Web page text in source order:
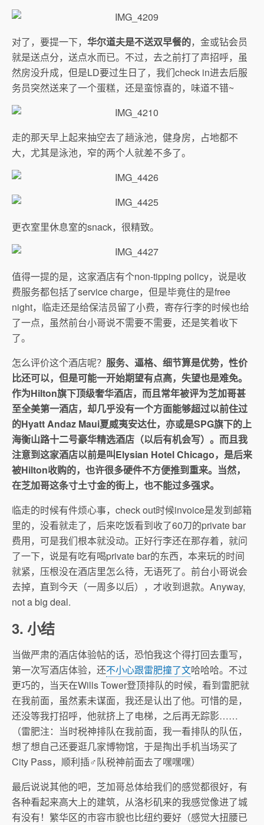
对了，要提一下， 华尔道夫是不送双早餐的，金或钻会员
就是送点分，送点水而已。不过，去之前打了声招呼，虽
然房没升成，但是LD要过生日了，我们check in进去后服
务员突然送来了一个蛋糕，还是蛮惊喜的，味道不错~
走的那天早上起来抽空去了趟泳池，健身房，占地都不
大，尤其是泳池，窄的两个人就差不多了。
更衣室里休息室的snack，很精致。
值得一提的是，这家酒店有个non-tipping policy，说是收
费服务都包括了service charge，但是毕竟住的是free
night，临走还是给保洁员留了小费，寄存行李的时候也给
了一点，虽然前台小哥说不需要不需要，还是笑着收下
了。
怎么评价这个酒店呢？ 服务、逼格、细节算是优势，性价
比还可以，但是可能一开始期望有点高，失望也是难免。
作为Hilton旗下顶级奢华酒店，而且常年被评为芝加哥甚
至全美第一酒店，却几乎没有一个方面能够超过以前住过
的Hyatt Andaz Maui夏威夷安达仕，亦或是SPG旗下的上
海衡山路十二号豪华精选酒店（以后有机会写）。而且我
注意到这家酒店以前是叫Elysian Hotel Chicago，是后来
被Hilton收购的，也许很多硬件不方便推到重来。当然，
在芝加哥这条寸土寸金的街上，也不能过多强求。
临走的时候有件烦心事，check out时候invoice是发到邮箱
里的，没看就走了，后来吃饭看到收了60刀的private bar
费用，可是我们根本就没动。正好行李还在那存着，就问
了一下，说是有吃有喝private bar的东西，本来玩的时间
就紧，压根没在酒店里怎么待，无语死了。前台小哥说会
去掉，直到今天（一周多以后），才收到退款。Anyway,
not a big deal.
3. 小结
当做严肃的酒店体验帖的话，恐怕我这个得打回去重写，
第一次写酒店体验，还不小心跟雷肥撞了文哈哈哈。不过
更巧的，当天在Wills Tower登顶排队的时候，看到雷肥就
在我前面，虽然素未谋面，我还是认出了他。可惜的是，
还没等我打招呼，他就挤上了电梯，之后再无踪影……
（雷肥注：当时税神排队在我前面，我一看排队的队伍，
想了想自己还要逛几家博物馆，于是掏出手机当场买了
City Pass，顺利插♂队税神前面去了嘿嘿嘿）
最后说说其他的吧，芝加哥总体给我们的感觉都很好，有
各种看起来高大上的建筑，从洛杉矶来的我感觉像进了城
有没有！繁华区的市容市貌也比纽约要好（感觉大扭腰已